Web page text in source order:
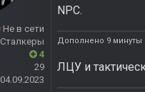
Не в сети
Сталкеры
4
29
04.09.2023
NPC.
Дополнено 9 минуты
ЛЦУ и